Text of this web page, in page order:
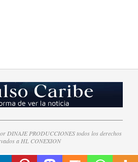
DINAJE PRODUCCIONES todos los derechos
a HL CONEXION